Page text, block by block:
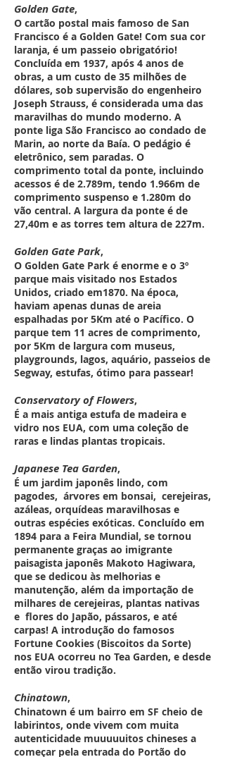
Golden Gate,
O cartão postal mais famoso de San
Francisco é a Golden Gate! Com sua cor
laranja, é um passeio obrigatório!
Concluída em 1937, após 4 anos de
obras, a um custo de 35 milhões de
dólares, sob supervisão do engenheiro
Joseph Strauss, é considerada uma das
maravilhas do mundo moderno. A
ponte liga São Francisco ao condado de
Marin, ao norte da Baía. O pedágio é
eletrônico, sem paradas. O
comprimento total da ponte, incluindo
acessos é de 2.789m, tendo 1.966m de
comprimento suspenso e 1.280m do
vão central. A largura da ponte é de
27,40m e as torres tem altura de 227m.
Golden Gate Park,
O Golden Gate Park é enorme e o 3º
parque mais visitado nos Estados
Unidos, criado em1870. Na época,
haviam apenas dunas de areia
espalhadas por 5Km até o Pacífico. O
parque tem 11 acres de comprimento,
por 5Km de largura com museus,
playgrounds, lagos, aquário, passeios de
Segway, estufas, ótimo para passear!
Conservatory of Flowers,
É a mais antiga estufa de madeira e
vidro nos EUA, com uma coleção de
raras e lindas plantas tropicais.
Japanese Tea Garden,
É um jardim japonês lindo, com
pagodes, árvores em bonsai, cerejeiras,
azáleas, orquídeas maravilhosas e
outras espécies exóticas. Concluído em
1894 para a Feira Mundial, se tornou
permanente graças ao imigrante
paisagista japonês Makoto Hagiwara,
que se dedicou às melhorias e
manutenção, além da importação de
milhares de cerejeiras, plantas nativas
e flores do Japão, pássaros, e até
carpas! A introdução do famosos
Fortune Cookies (Biscoitos da Sorte)
nos EUA ocorreu no Tea Garden, e desde
então virou tradição.
Chinatown,
Chinatown é um bairro em SF cheio de
labirintos, onde vivem com muita
autenticidade muuuuuitos chineses a
começar pela entrada do Portão do